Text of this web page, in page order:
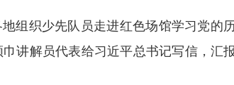
组织少先队员走进红色场馆学习党的
讲解员代表给习近平总书记写信，汇